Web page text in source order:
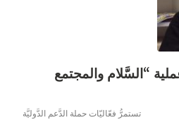
“السَّلام والمجتمع
تستمرُّ فعّاليّات حملة الدَّعم الدَّوليَّة